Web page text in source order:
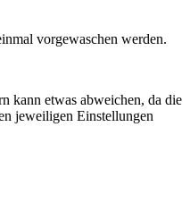
vorgewaschen werden.
kann etwas abweichen, da die
jeweiligen Einstellungen